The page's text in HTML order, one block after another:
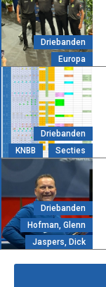
Driebanden
Europa
Driebanden
KNBB
Secties
Driebanden
Hofman, Glenn
Jaspers, Dick